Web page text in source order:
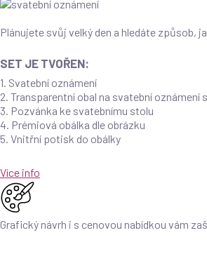
Plánujete svůj velký den a hledáte způsob,
SET JE TVOŘEN:
1. Svatební oznámení
2. Transparentní obal na svatební oznámení
3. Pozvánka ke svatebnímu stolu
4. Prémiová obálka dle obrázku
5. Vnitřní potisk do obálky
– vosková
Více info
Grafický návrh i s cenovou nabídkou vám